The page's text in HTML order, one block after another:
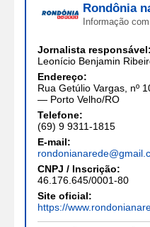
Rondônia
Informação
Jornalista responsável:
Leonício Benjamin
Endereço:
Rua Getúlio Vargas, nº
— Porto Velho/RO
Telefone:
(69) 9 9311-1815
E-mail:
CNPJ / Inscrição:
46.176.645/0001-80
Site oficial:
https://